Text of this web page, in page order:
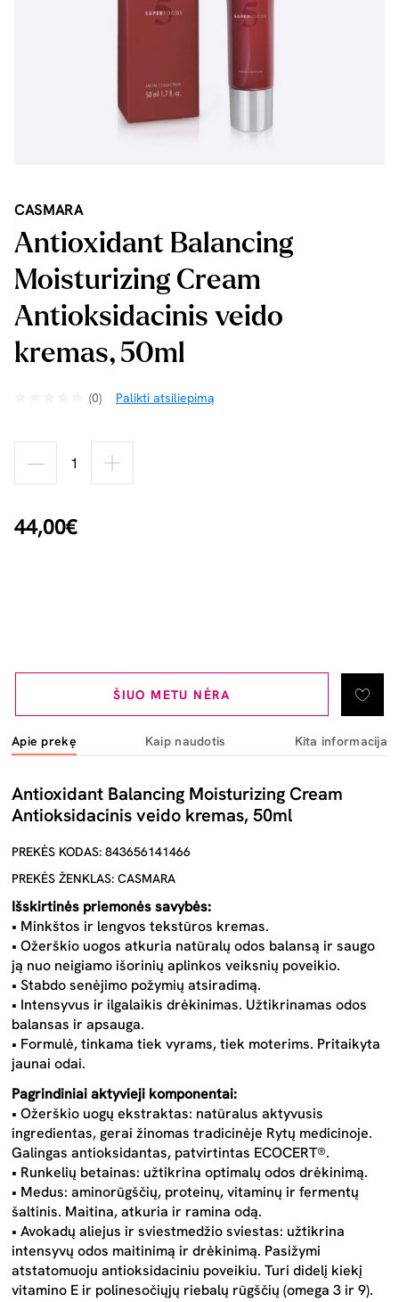
CASMARA
Antioxidant Balancing
Moisturizing Cream
Antioksidacinis veido
kremas, 50ml
(0) Palikti atsiliepimą
44,00€
ŠIUO METU NĖRA
Apie prekę Kaip naudotis Kita informacija
Antioxidant Balancing Moisturizing Cream
Antioksidacinis veido kremas, 50ml
PREKĖS KODAS: 843656141466
PREKĖS ŽENKLAS: CASMARA
Išskirtinės priemonės savybės:
• Minkštos ir lengvos tekstūros kremas.
• Ožerškio uogos atkuria natūralų odos balansą ir saugo
ją nuo neigiamo išorinių aplinkos veiksnių poveikio.
• Stabdo senėjimo požymių atsiradimą.
• Intensyvus ir ilgalaikis drėkinimas. Užtikrinamas odos
balansas ir apsauga.
• Formulė, tinkama tiek vyrams, tiek moterims. Pritaikyta
jaunai odai.
Pagrindiniai aktyvieji komponentai:
• Ožerškio uogų ekstraktas: natūralus aktyvusis
ingredientas, gerai žinomas tradicinėje Rytų medicinoje.
Galingas antioksidantas, patvirtintas ECOCERT®.
• Runkelių betainas: užtikrina optimalų odos drėkinimą.
• Medus: aminorūgščių, proteinų, vitaminų ir fermentų
šaltinis. Maitina, atkuria ir ramina odą.
• Avokadų aliejus ir sviestmedžio sviestas: užtikrina
intensyvų odos maitinimą ir drėkinimą. Pasižymi
atstatomuoju antioksidaciniu poveikiu. Turi didelį kiekį
vitamino E ir polinesočiųjų riebalų rūgščių (omega 3 ir 9).